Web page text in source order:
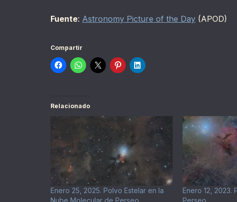
Fuente: Astronomy Picture of the Day (APOD)
Compartir
Relacionado
Enero 25, 2025. Polvo Estelar en la
Enero 12, 2023.